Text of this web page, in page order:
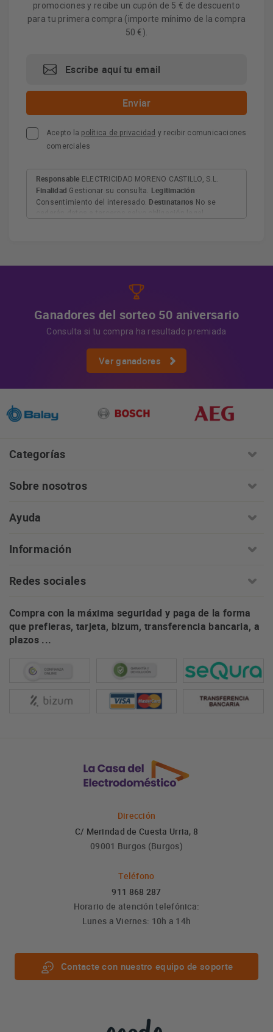
promociones y recibe un cupón de 5 € de descuento
para tu primera compra (importe mínimo de la compra
50 €).
Acepto la política de privacidad y recibir comunicaciones
comerciales
Responsable ELECTRICIDAD MORENO CASTILLO, S.L.
Finalidad Gestionar su consulta. Legitimación
Consentimiento del interesado. Destinatarios No se
Ganadores del sorteo 50 aniversario
Consulta si tu compra ha resultado premiada
Ver ganadores
Categorías
Sobre nosotros
Ayuda
Información
Redes sociales
Compra con la máxima seguridad y paga de la forma
que prefieras, tarjeta, bizum, transferencia bancaria, a
plazos ...
Dirección
C/ Merindad de Cuesta Urria, 8
09001 Burgos (Burgos)
Teléfono
911 868 287
Horario de atención telefónica:
Lunes a Viernes: 10h a 14h
Contacte con nuestro equipo de soporte